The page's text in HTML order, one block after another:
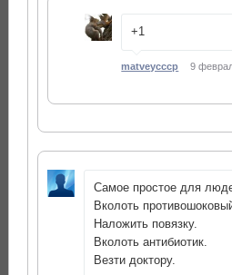
+1
matveycccp 9
Самое простое для
Вколоть
Наложить повязку.
Вколоть антибиотик.
Везти доктору.